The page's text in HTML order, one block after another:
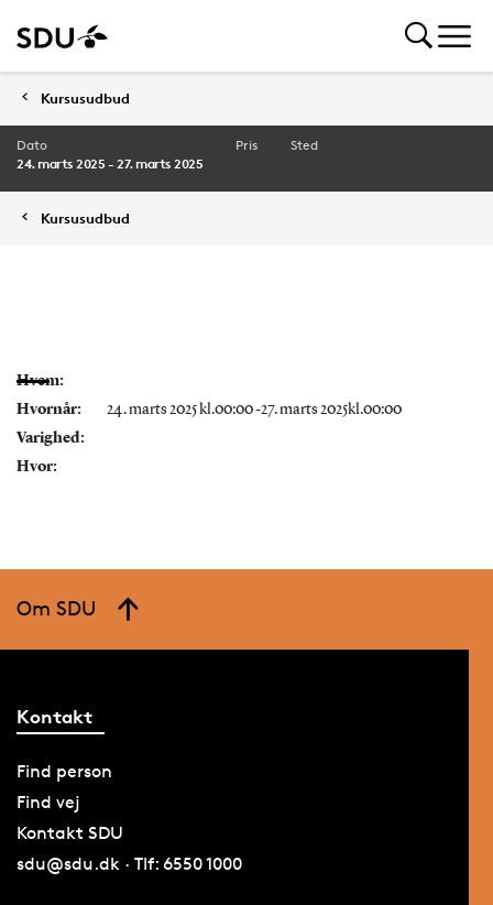
Kursusudbud
Dato
24. marts 2025 - 27. marts 2025
Pris Sted
Kursusudbud
Hvem:
Hvornår:
24. marts 2025 kl.00:00 -27. marts 2025kl.00:00
Varighed:
Hvor:
Om SDU
Kontakt
Find person
Find vej
Kontakt SDU
sdu@sdu.dk · Tlf: 6550 1000